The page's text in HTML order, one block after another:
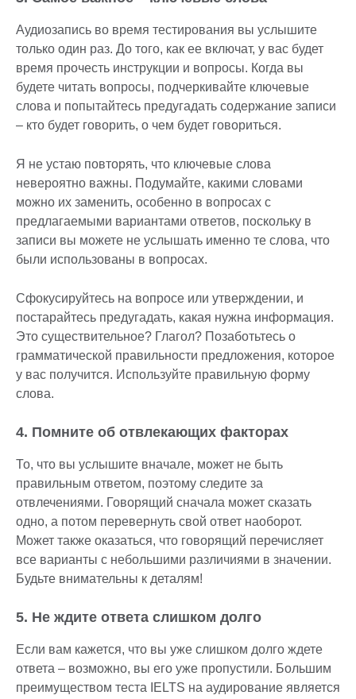
Аудиозапись во время тестирования вы услышите
только один раз. До того, как ее включат, у вас будет
время прочесть инструкции и вопросы. Когда вы
будете читать вопросы, подчеркивайте ключевые
слова и попытайтесь предугадать содержание записи
– кто будет говорить, о чем будет говориться.
Я не устаю повторять, что ключевые слова
невероятно важны. Подумайте, какими словами
можно их заменить, особенно в вопросах с
предлагаемыми вариантами ответов, поскольку в
записи вы можете не услышать именно те слова, что
были использованы в вопросах.
Сфокусируйтесь на вопросе или утверждении, и
постарайтесь предугадать, какая нужна информация.
Это существительное? Глагол? Позаботьтесь о
грамматической правильности предложения, которое
у вас получится. Используйте правильную форму
слова.
4. Помните об отвлекающих факторах
То, что вы услышите вначале, может не быть
правильным ответом, поэтому следите за
отвлечениями. Говорящий сначала может сказать
одно, а потом перевернуть свой ответ наоборот.
Может также оказаться, что говорящий перечисляет
все варианты с небольшими различиями в значении.
Будьте внимательны к деталям!
5. Не ждите ответа слишком долго
Если вам кажется, что вы уже слишком долго ждете
ответа – возможно, вы его уже пропустили. Большим
преимуществом теста IELTS на аудирование является